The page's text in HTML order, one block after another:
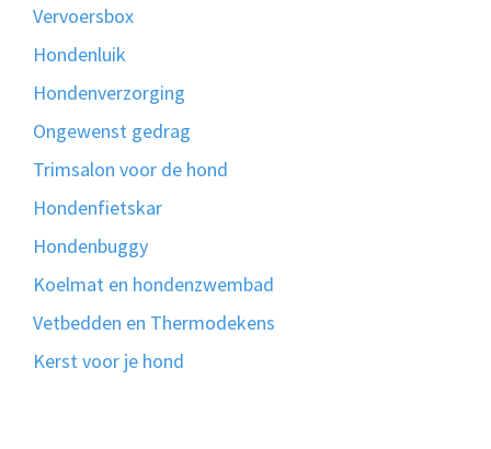
Vervoersbox
Hondenluik
Hondenverzorging
Ongewenst gedrag
Trimsalon voor de hond
Hondenfietskar
Hondenbuggy
Koelmat en hondenzwembad
Vetbedden en Thermodekens
Kerst voor je hond